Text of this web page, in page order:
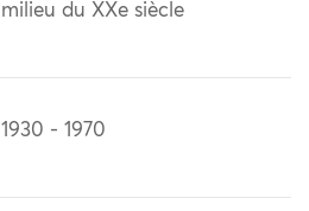
milieu du XXe siècle
1930 - 1970